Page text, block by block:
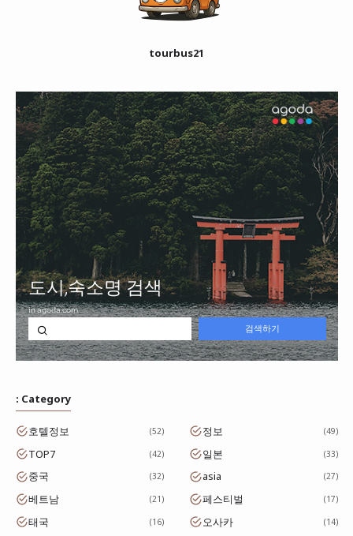
tourbus21
: Category
호텔정보 52 정보 49
TOP7 42 일본 33
중국 32 asia 27
베트남 21 페스티벌 17
태국 16 오사카 14